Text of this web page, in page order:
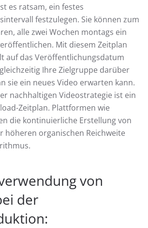
es ratsam, ein festes
festzulegen. Sie können zum
alle zwei Wochen montags ein
Mit diesem Zeitplan
auf das Veröffentlichungsdatum
Ihre Zielgruppe darüber
sie ein neues Video erwarten kann.
nachhaltigen Videostrategie ist ein
Zeitplan. Plattformen wie
die kontinuierliche Erstellung von
höheren organischen Reichweite
von
der